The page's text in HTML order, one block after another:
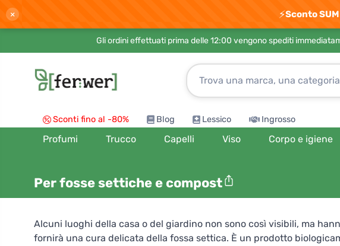
× ⚡Sconto
Gli ordini effettuati prima delle 12:00 vengono spediti
Sconti fino al -80% Blog Lessico Ingrosso
Profumi Trucco Capelli Viso Corpo e igiene
Per fosse settiche e compost
Alcuni luoghi della casa o del giardino non sono così visibili, ma
fornirà una cura delicata della fossa settica. È un prodotto